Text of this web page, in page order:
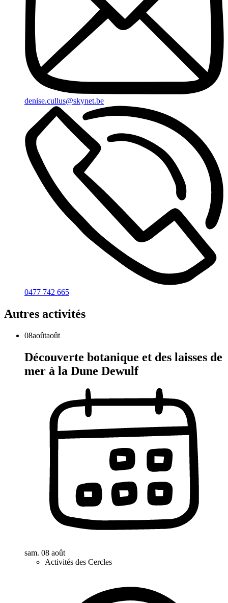
denise.cullus@skynet.be
0477 742 665
Autres activités
08aoûtaoût
Découverte botanique et des laisses de
mer à la Dune Dewulf
sam. 08 août
Activités des Cercles